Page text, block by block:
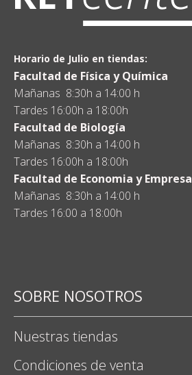
Horario de Julio en tiendas:
Facultad de Física y Química
Mañanas 8:30h a 14:00 h
Tardes 16:00h a 18:00h
Facultad de Biología
Mañanas 8:30h a 14:00 h
Tardes 16:00h a 18:00h
Facultad de Economia y Empresa
Mañanas 8:30h a 14:00 h
Tardes 16:00 a 18:00h
SOBRE NOSOTROS
Nuestras tiendas
Condiciones de venta